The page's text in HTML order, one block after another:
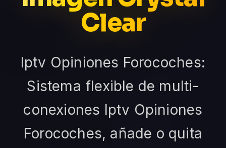
Clear
Iptv Opiniones Forocoches:
Sistema flexible de multi-
conexiones Iptv Opiniones
Forocoches, añade o quita